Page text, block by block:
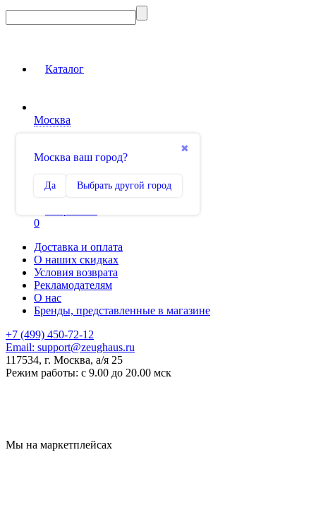
Каталог
Москва
✖
Москва ваш город?
Да Выбрать другой город
Сравнение
0
Доставка и оплата
О наших скидках
Условия возврата
Рекламодателям
О нас
Бренды, представленные в магазине
+7 (499) 450-72-12
Email: support@zeughaus.ru
117534, г. Москва, а/я 25
Режим работы: с 9.00 до 20.00 мск
Мы на маркетплейсах